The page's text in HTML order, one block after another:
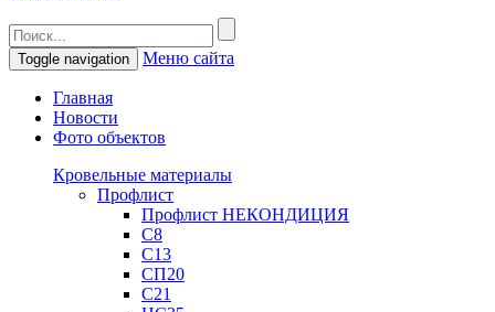
Toggle navigation Меню сайта
Главная
Новости
Фото объектов
Кровельные материалы
Профлист
Профлист НЕКОНДИЦИЯ
С8
С13
СП20
С21